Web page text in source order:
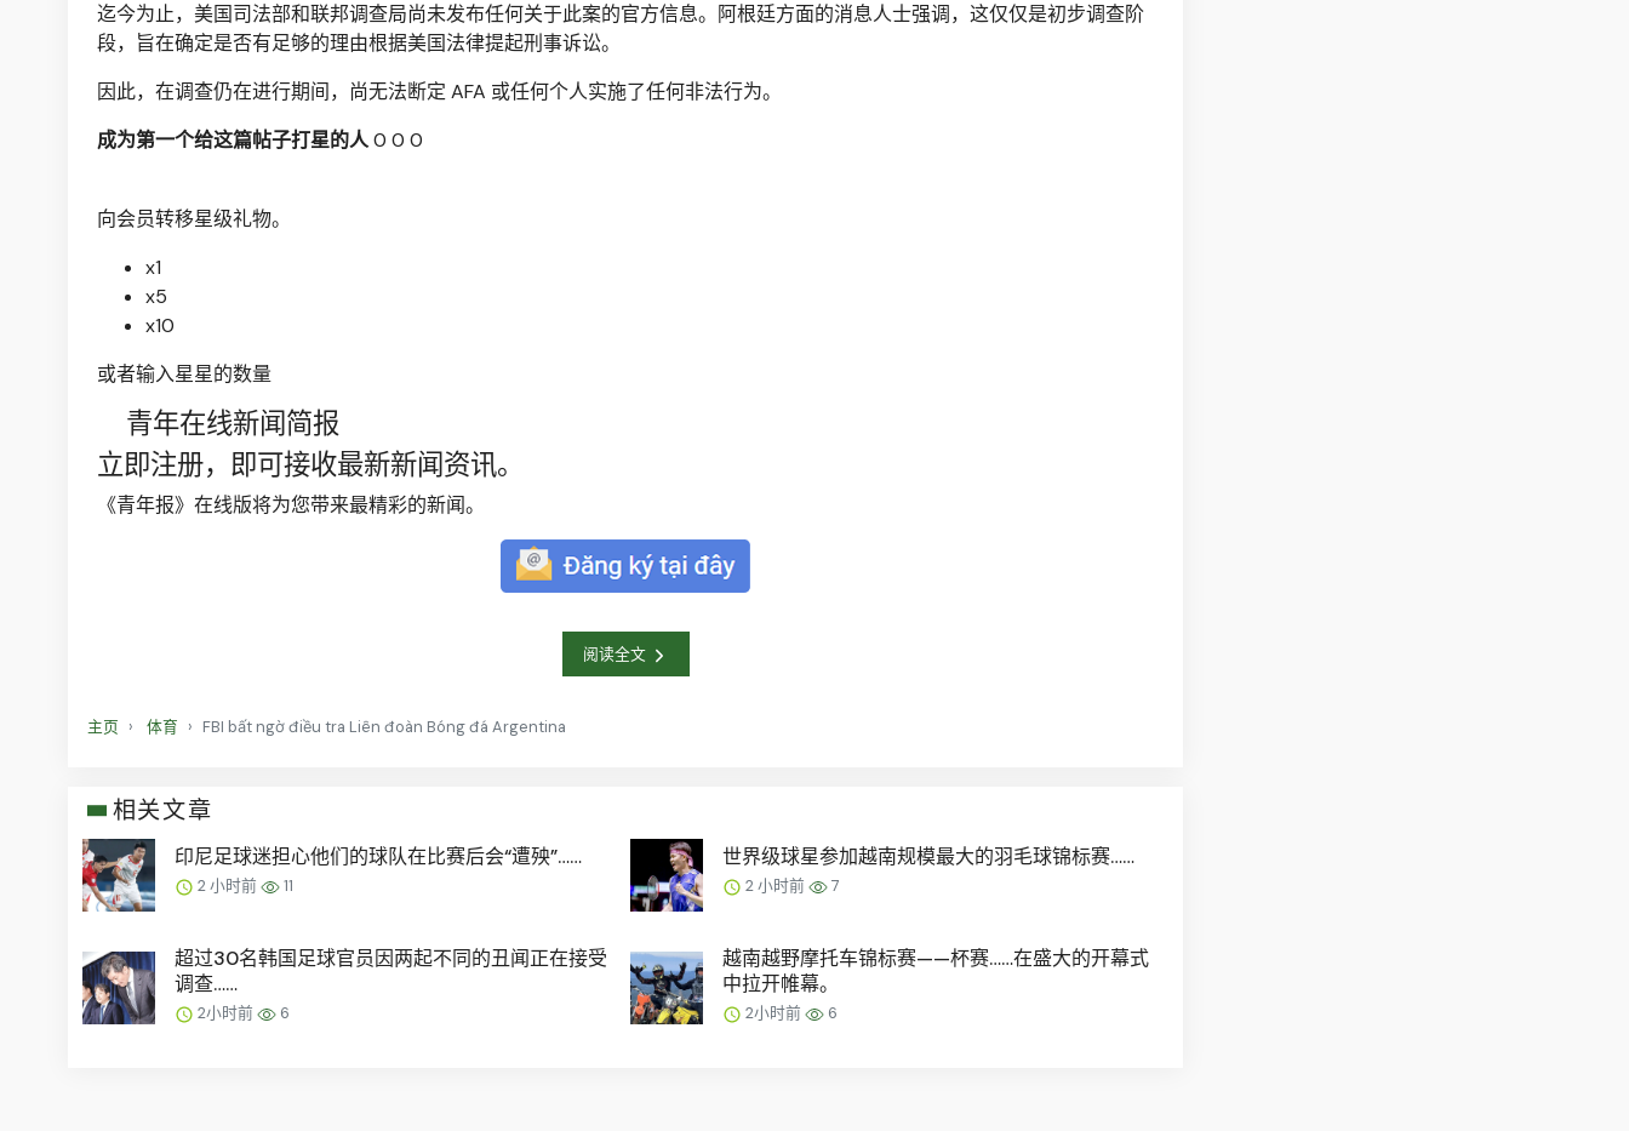
迄今为止，美国司法部和联邦调查局尚未发布任何关于此案的官方信息。阿根廷方面的消息人士强调，这仅仅是初步调查阶
段，旨在确定是否有足够的理由根据美国法律提起刑事诉讼。
因此，在调查仍在进行期间，尚无法断定 AFA 或任何个人实施了任何非法行为。
成为第一个给这篇帖子打星的人0 0 0
向会员转移星级礼物。
x1
x5
x10
或者输入星星的数量
青年在线新闻简报
立即注册，即可接收最新新闻资讯。
《青年报》在线版将为您带来最精彩的新闻。
阅读全文
主页 体育 FBI bất ngờ điều tra Liên đoàn Bóng đá Argentina
相关文章
印尼足球迷担心他们的球队在比赛后会“遭殃”……
2 小时前 11
世界级球星参加越南规模最大的羽毛球锦标赛……
2 小时前 7
超过30名韩国足球官员因两起不同的丑闻正在接受
调查……
2小时前 6
越南越野摩托车锦标赛——杯赛……在盛大的开幕式
中拉开帷幕。
2小时前 6